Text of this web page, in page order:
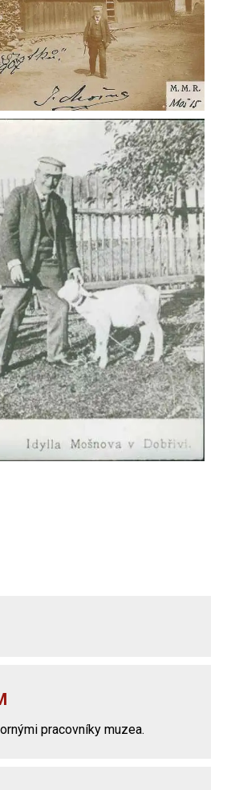
pracovníky muzea.